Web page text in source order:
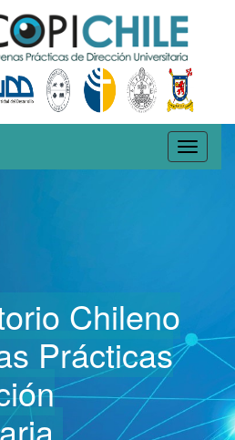
Toggle
Chileno
Prácticas